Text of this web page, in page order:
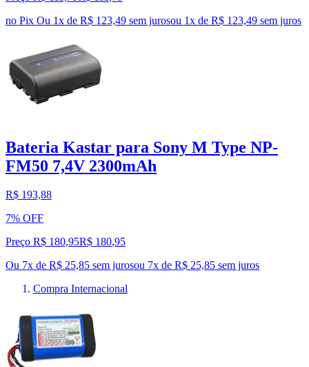
no Pix Ou 1x de R$ 123,49 sem jurosou 1x de R$ 123,49 sem juros
Bateria Kastar para Sony M Type NP-
FM50 7,4V 2300mAh
R$ 193,88
7% OFF
Preço R$ 180,95R$ 180,95
Ou 7x de R$ 25,85 sem jurosou 7x de R$ 25,85 sem juros
Compra Internacional